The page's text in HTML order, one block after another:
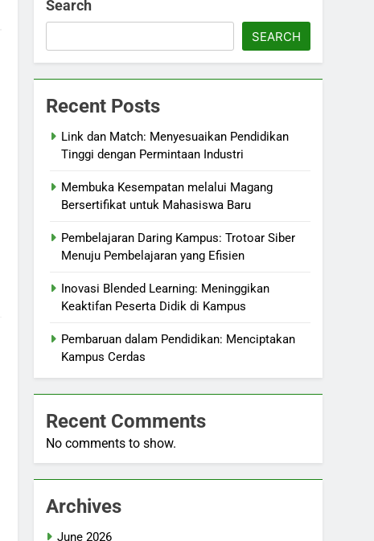
Search
SEARCH
Recent Posts
Link dan Match: Menyesuaikan Pendidikan
Tinggi dengan Permintaan Industri
Membuka Kesempatan melalui Magang
Bersertifikat untuk Mahasiswa Baru
Pembelajaran Daring Kampus: Trotoar Siber
Menuju Pembelajaran yang Efisien
Inovasi Blended Learning: Meninggikan
Keaktifan Peserta Didik di Kampus
Pembaruan dalam Pendidikan: Menciptakan
Kampus Cerdas
Recent Comments
No comments to show.
Archives
June 2026